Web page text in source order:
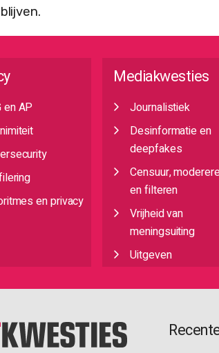
en AP
en privacy
Mediakwesties
Journalistiek
Desinformatie en
deepfakes
Censuur,
en filteren
Vrijheid van
meningsuiting
Uitgeven